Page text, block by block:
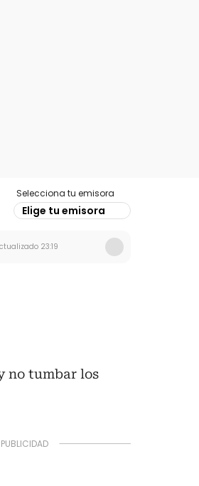
Selecciona tu emisora
Elige tu emisora
23:19
no tumbar los